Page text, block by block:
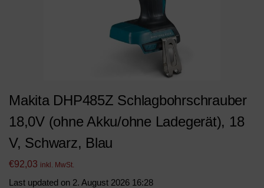
Makita DHP485Z Schlagbohrschrauber
18,0V (ohne Akku/ohne Ladegerät), 18
V, Schwarz, Blau
€92,03 inkl. MwSt.
Last updated on 2. August 2026 16:28